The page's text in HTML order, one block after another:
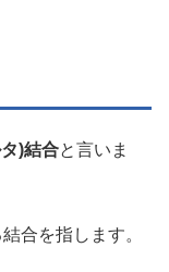
)結合と言いま
合を指します。